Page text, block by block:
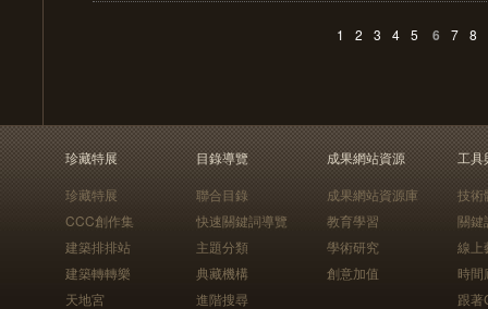
1 2 3 4 5 6 7 8
珍藏特展
珍藏特展
CCC創作集
建築排排站
建築轉轉樂
天地宮
目錄導覽
聯合目錄
快速關鍵詞導覽
主題分類
典藏機構
進階搜尋
成果網站資源
成果網站資源庫
教育學習
學術研究
創意加值
工具
技術
關鍵
線上
時間
跟